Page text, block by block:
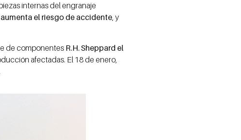
internas del engranaje
aumenta el riesgo de accidente, y
de componentes R.H. Sheppard el
afectadas. El 18 de enero,